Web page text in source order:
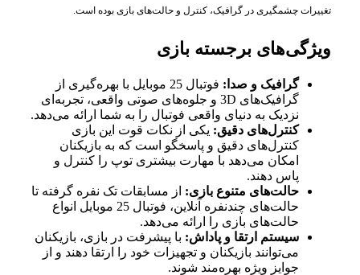
تغییرات چشمگیری در گرافیک، کنترل و حالت‌های بازی بوده است.
ویژگی‌های برجسته بازی
گرافیک و صدا:
فوتبال 25 موبایل با بهره‌گیری از
گرافیک‌های 3D و جلوه‌های صوتی واقعی، تجربه‌ای
نزدیک به دنیای واقعی فوتبال را به شما ارائه می‌دهد.
کنترل‌های دقیق: یکی از نکات قوت این بازی
کنترل‌های دقیق و پاسخگو است که به بازیکنان
امکان می‌دهد با مهارت بیشتری توپ را کنترل و
پاس دهند.
حالت‌های متنوع بازی: از مسابقات تک نفره گرفته تا
حالت‌های چندنفره آنلاین، فوتبال 25 موبایل انواع
حالت‌های بازی را ارائه می‌دهد.
سیستم ارتقا و پاداش: با پیشرفت در بازی، بازیکنان
می‌توانند بازیکنان و تجهیزات خود را ارتقا دهند و از
جوایز ویژه بهره‌مند شوند.